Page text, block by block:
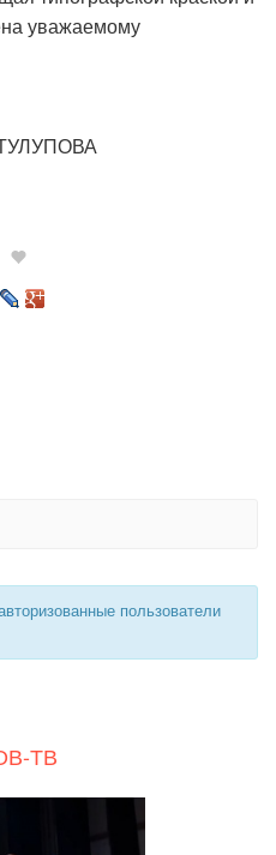
уважаемому
пользователи
ТВ